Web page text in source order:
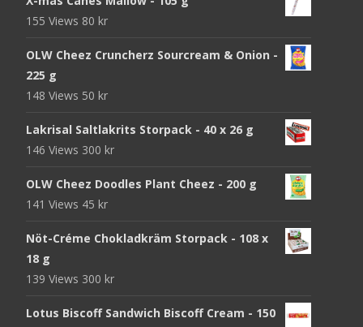
155 Views 80 kr
OLW Cheez Cruncherz Sourcream & Onion -
225 g
148 Views 50 kr
Lakrisal Saltlakrits Storpack - 40 x 26 g
146 Views 300 kr
OLW Cheez Doodles Plant Cheez - 200 g
141 Views 45 kr
Nöt-Créme Chokladkräm Storpack - 108 x
18 g
139 Views 300 kr
Lotus Biscoff Sandwich Biscoff Cream - 150